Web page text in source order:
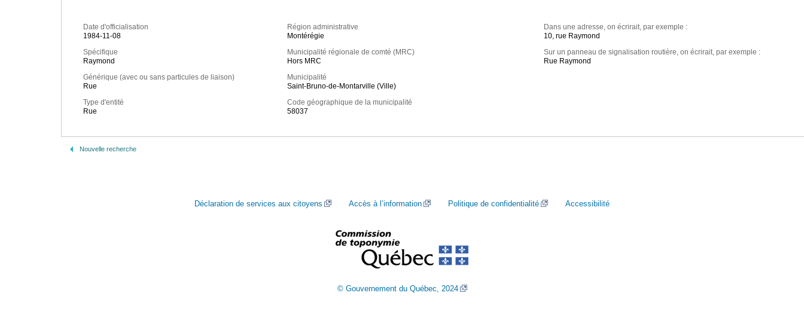
Date d'officialisation
1984-11-08
Spécifique
Raymond
Générique (avec ou sans particules de liaison)
Rue
Type d'entité
Rue
Région administrative
Montérégie
Municipalité régionale de comté (MRC)
Hors MRC
Municipalité
Saint-Bruno-de-Montarville (Ville)
Code géographique de la municipalité
58037
Dans une adresse, on écrirait, par exemple :
10, rue Raymond
Sur un panneau de signalisation routière, on écrirait, par exemple :
Rue Raymond
Nouvelle recherche
Déclaration de services aux citoyens Accès à l’information Politique de confidentialité Accessibilité
© Gouvernement du Québec, 2024